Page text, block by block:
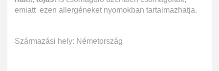
emiatt ezen allergéneket nyomokban tartalmazhatja.
Származási hely: Németország